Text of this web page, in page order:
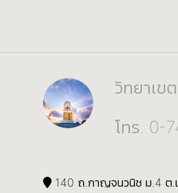
วิทยาเข
โทร. 0-
140 ถ.กาญจนวนิช ม.4 ต.